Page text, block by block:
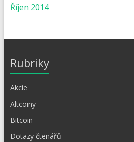
Říjen 2014
Rubriky
Akcie
Altcoiny
Bitcoin
Dotazy čtenářů